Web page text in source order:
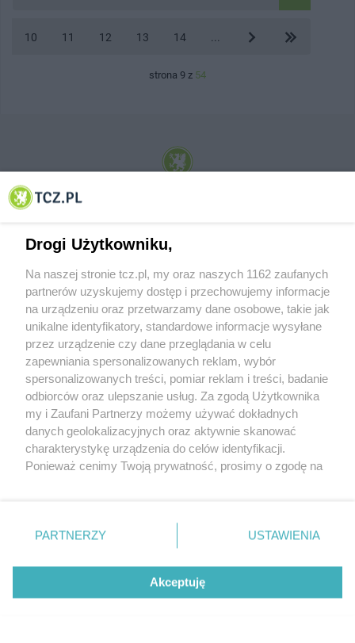
10 11 12 13 14
strona 9 z 54
© 2001-2026 Tczew - TCZ.PL Sp. z o.o. Internetowy Serwis Informacyjny Miasta
O FIRMIE POLITYKA PRYWATNOŚCI HOSTING
REKLAMA WSPÓŁPRACA RSS FACEBOOK KONTAKT
Nasze serwisy
Aktualności
Tcz24
Historia miasta
Muzyka i kultura
Archiwum wydarzeń
Zdjęcia miasta
Drogi Użytkowniku,
Na naszej stronie tcz.pl, my oraz naszych 1162 zaufanych
partnerów uzyskujemy dostęp i przechowujemy informacje
na urządzeniu oraz przetwarzamy dane osobowe, takie jak
unikalne identyfikatory, standardowe informacje wysyłane
przez urządzenie czy dane przeglądania w celu
zapewniania spersonalizowanych reklam, wybór
spersonalizowanych treści, pomiar reklam i treści, badanie
odbiorców oraz ulepszanie usług. Za zgodą Użytkownika
my i Zaufani Partnerzy możemy używać dokładnych
danych geolokalizacyjnych oraz aktywnie skanować
charakterystykę urządzenia do celów identyfikacji.
Ponieważ cenimy Twoją prywatność, prosimy o zgodę na
znajdujący się w lewym dolnym rogu strony
. Niektóre
przetwarzaniu. Preferencje będą miały zastosowania tylko
PARTNERZY USTAWIENIA
Akceptuję